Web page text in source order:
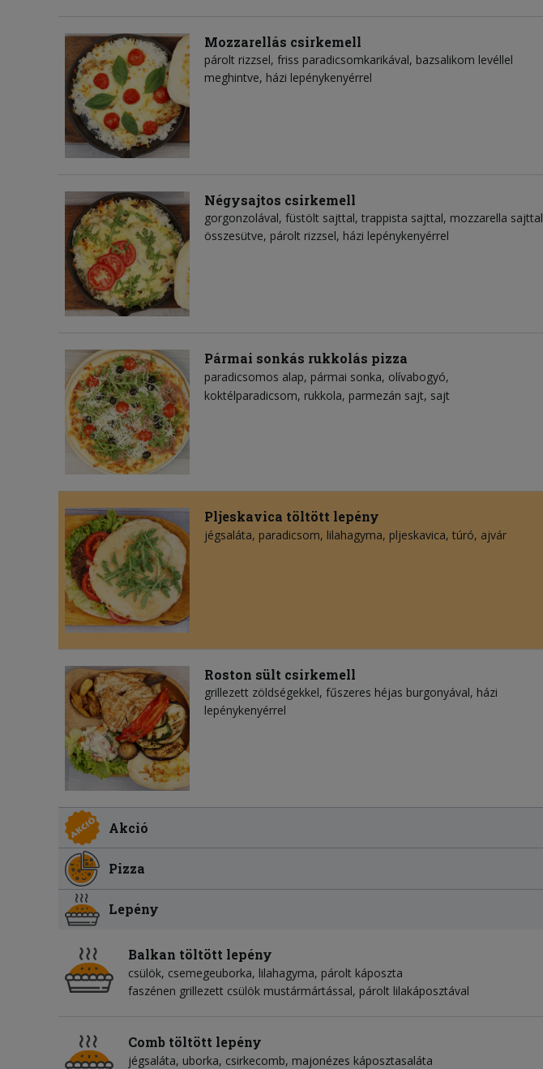
Mozzarellás csirkemell
párolt rizzsel, friss paradicsomkarikával, bazsalikom levéllel
meghintve, házi lepénykenyérrel
Négysajtos csirkemell
gorgonzolával, füstölt sajttal, trappista sajttal, mozzarella sajttal
összesütve, párolt rizzsel, házi lepénykenyérrel
Pármai sonkás rukkolás pizza
paradicsomos alap pármai sonka olívabogyó
koktélparadicsom rukkola parmezán sajt sajt
Pljeskavica töltött lepény
jégsaláta paradicsom lilahagyma pljeskavica túró ajvár
Roston sült csirkemell
grillezett zöldségekkel, fűszeres héjas burgonyával, házi
lepénykenyérrel
Akció
Pizza
Lepény
Balkan töltött lepény
csülök csemegeuborka lilahagyma párolt káposzta
faszénen grillezett csülök mustármártással, párolt lilakáposztával
Comb töltött lepény
jégsaláta uborka csirkecomb majonézes káposztasaláta